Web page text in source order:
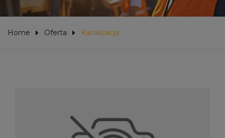
Home Oferta Kanalizacja